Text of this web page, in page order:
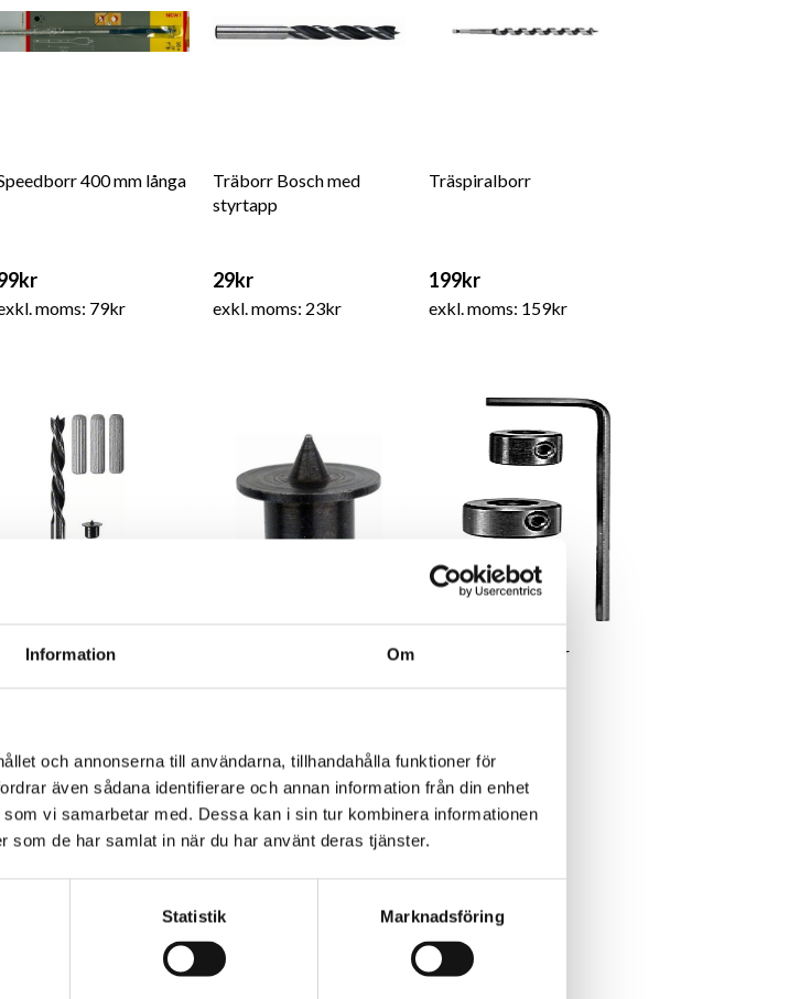
Information Om
och annonserna till användarna, tillhandahålla funktioner för
även sådana identifierare och annan information från din enhet
vi samarbetar med. Dessa kan i sin tur kombinera informationen
som de har samlat in när du har använt deras tjänster.
Statistik Marknadsföring
400 mm långa
moms: 79kr
Träborr Bosch med
styrtapp
29kr
exkl. moms: 23kr
Träspiralborr
199kr
exkl. moms: 159kr
Träpluggborrsats
moms: 79kr
39kr
exkl. moms: 31kr
Djupstopp till borr
49kr
exkl. moms: 39kr